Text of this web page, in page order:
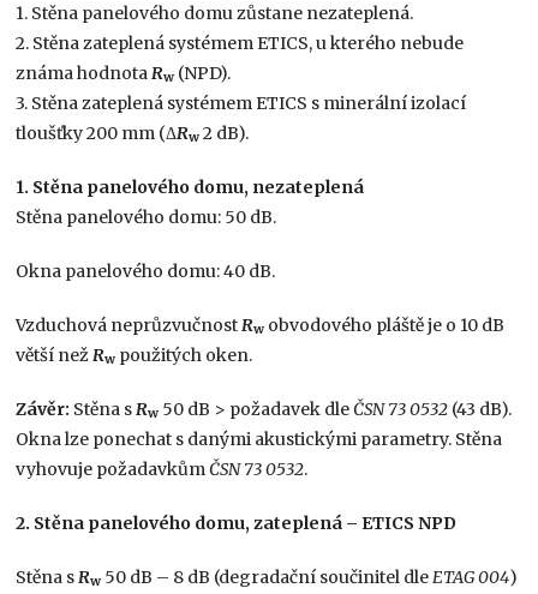
1. Stěna panelového domu zůstane nezateplená.
2. Stěna zateplená systémem ETICS, u kterého nebude
známa hodnota Rw (NPD).
3. Stěna zateplená systémem ETICS s minerální izolací
tloušťky 200 mm (ΔRw 2 dB).
1. Stěna panelového domu, nezateplená
Stěna panelového domu: 50 dB.
Okna panelového domu: 40 dB.
Vzduchová neprůzvučnost Rw obvodového pláště je o 10 dB
větší než Rw použitých oken.
Závěr: Stěna s Rw 50 dB > požadavek dleČSN 73 0532 (43 dB).
Okna lze ponechat s danými akustickými parametry. Stěna
vyhovuje požadavkůmČSN 73 0532.
2. Stěna panelového domu, zateplená – ETICS NPD
Stěna s Rw 50 dB – 8 dB (degradační součinitel dle ETAG 004)